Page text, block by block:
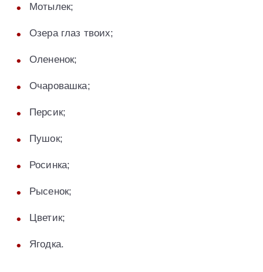
Мотылек;
Озера глаз твоих;
Олененок;
Очаровашка;
Персик;
Пушок;
Росинка;
Рысенок;
Цветик;
Ягодка.